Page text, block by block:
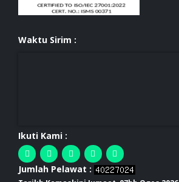
Waktu Sirim :
Ikuti Kami :
Jumlah Pelawat :